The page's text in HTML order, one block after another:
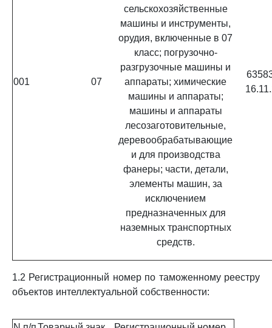
001 07
сельскохозяйственные
машины и инструменты,
орудия, включенные в 07
класс; погрузочно-
разгрузочные машины и
аппараты; химические
машины и аппараты;
машины и аппараты
лесозаготовительные,
деревообрабатывающие
и для производства
фанеры; части, детали,
элементы машин, за
исключением
предназначенных для
наземных транспортных
средств.
1.2 Регистрационный номер по таможенному реестру
объектов интеллектуальной собственности: